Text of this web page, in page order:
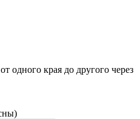
одного края до другого через